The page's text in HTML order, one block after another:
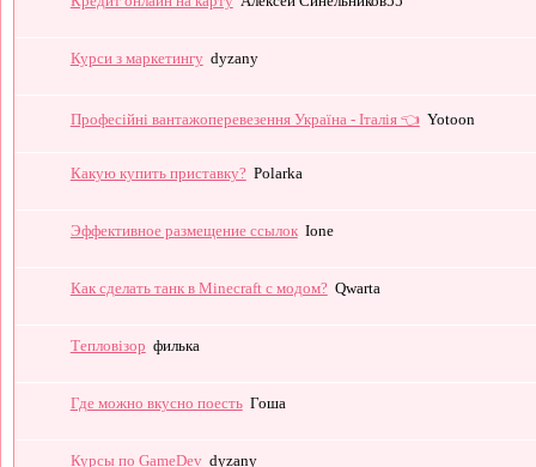
Курси з маркетингу dyzany
Професійні вантажоперевезення Україна - Італія 👈 Yotoon
Какую купить приставку? Polarka
Эффективное размещение ссылок Ione
Как сделать танк в Minecraft с модом? Qwarta
Тепловізор филька
Где можно вкусно поесть Гоша
Курсы по GameDev dyzany